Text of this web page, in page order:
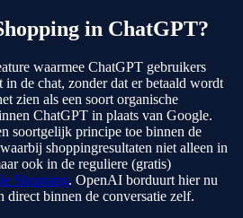
in ChatGPT?
waarmee ChatGPT gebruikers
in de chat, zonder dat er betaald wordt
zien als een soort organische
ChatGPT in plaats van Google.
soortgelijk principe toe binnen de
shoppingresultaten niet alleen in
ook in de reguliere (gratis)
Shopping. OpenAI borduurt hier nu
direct binnen de conversatie zelf.